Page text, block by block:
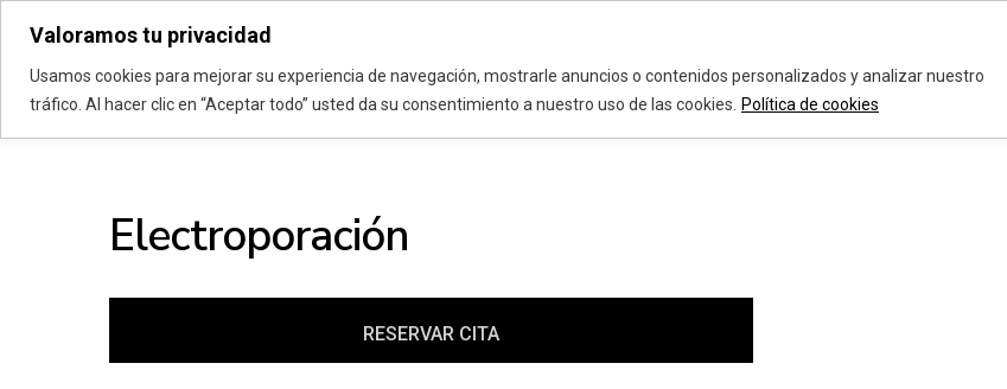
Valoramos tu privacidad
Usamos cookies para mejorar su experiencia de navegación, mostrarle anuncios o contenidos personalizados y analizar nuestro
tráfico. Al hacer clic en “Aceptar todo” usted da su consentimiento a nuestro uso de las cookies. Política de cookies
Vanadis Estética
Electroporación
RESERVAR CITA